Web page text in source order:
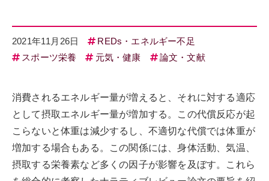
2021年11月26日
REDs・エネルギー不足
スポーツ栄養
元気・健康 論文・文献
消費されるエネルギー量が増えると、それに対する適応
として摂取エネルギー量が増加する。この代償反応が起
こらないと体重は減少するし、不適切な代償では体重が
増加する場合もある。この関係には、身体活動、気温、
摂取する栄養素など多くの因子が影響を及ぼす。これら